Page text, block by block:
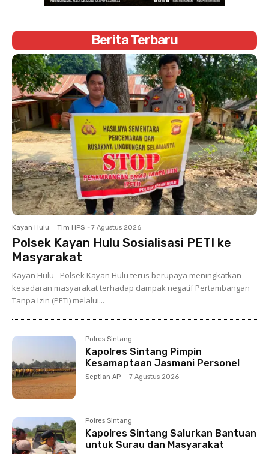
Berita Terbaru
Kayan Hulu Tim HPS - 7 Agustus 2026
Polsek Kayan Hulu Sosialisasi PETI ke
Masyarakat
Kayan Hulu - Polsek Kayan Hulu terus berupaya meningkatkan
kesadaran masyarakat terhadap dampak negatif Pertambangan
Tanpa Izin (PETI) melalui...
Polres Sintang
Kapolres Sintang Pimpin
Kesamaptaan Jasmani Personel
Septian AP - 7 Agustus 2026
Polres Sintang
Kapolres Sintang Salurkan Bantuan
untuk Surau dan Masyarakat